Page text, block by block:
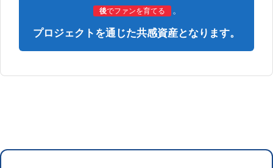
後でファンを育てる 。
プロジェクトを通じた共感資産となります。